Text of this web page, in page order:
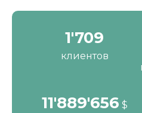
2'190
клиентов
16'287'200 $